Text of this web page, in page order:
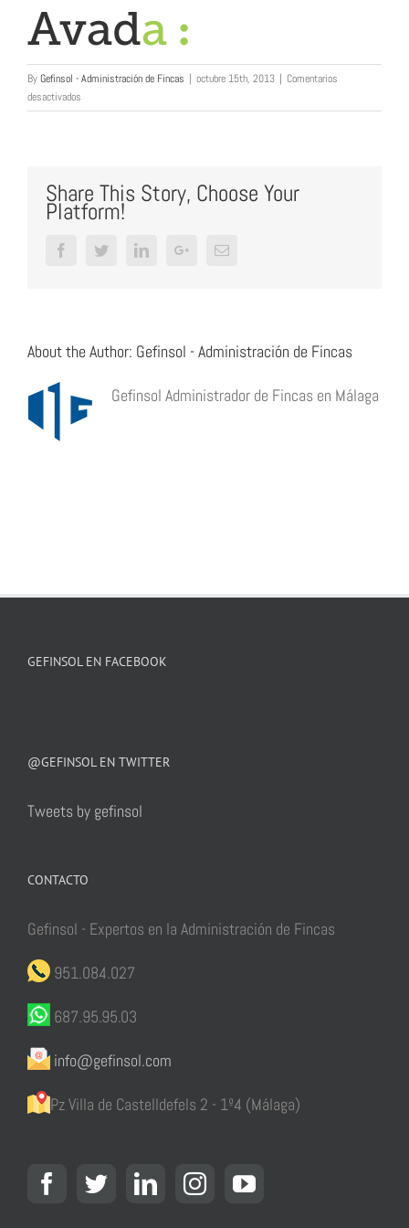
ByGefinsol - Administración de Fincas | octubre 15th, 2013 | Comentarios
desactivados
logo
Share This Story, Choose Your
Platform!
FacebookTwitterLinkedInGoogle+Email
About the Author: Gefinsol - Administración de Fincas
Gefinsol Administrador de Fincas en Málaga
GEFINSOL EN FACEBOOK
@GEFINSOL EN TWITTER
Tweets by gefinsol
CONTACTO
Gefinsol - Expertos en la Administración de Fincas
951.084.027
687.95.95.03
info@gefinsol.com
Pz Villa de Castelldefels 2 - 1º4 (Málaga)